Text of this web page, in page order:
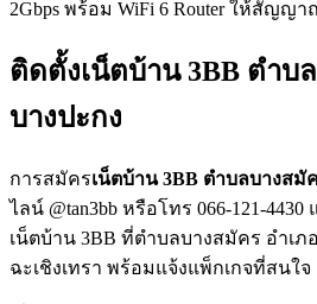
2Gbps พร้อม WiFi 6 Router ให้สัญญ
ติดตั้งเน็ตบ้าน 3BB ตำบ
บางปะกง
การสมัครเน็ตบ้าน 3BB ตำบลบางสมั
ไลน์ @tan3bb หรือโทร 066-121-
เน็ตบ้าน 3BB ที่ตำบลบางสมัคร อำเภ
ฉะเชิงเทรา พร้อมแจ้งแพ็กเกจที่สนใจ